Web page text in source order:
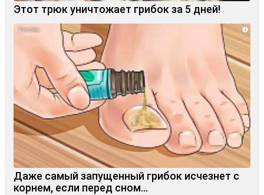
Этот трюк уничтожает грибок за 5 дней!
i
Даже самый запущенный грибок исчезнет с
корнем, если перед сном…